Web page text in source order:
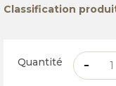
Classification
Quantité